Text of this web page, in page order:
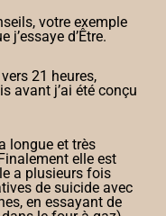
votre exemple
j’essaye d’Être.
21 heures,
avant j’ai été conçu
longue et très
elle est
a plusieurs fois
de suicide avec
en essayant de